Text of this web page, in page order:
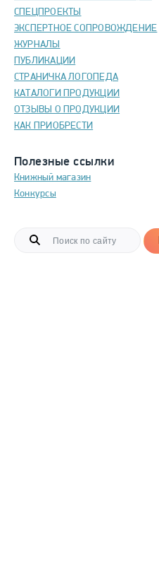
СПЕЦПРОЕКТЫ
ЭКСПЕРТНОЕ СОПРОВОЖДЕНИЕ
ЖУРНАЛЫ
ПУБЛИКАЦИИ
СТРАНИЧКА ЛОГОПЕДА
КАТАЛОГИ ПРОДУКЦИИ
ОТЗЫВЫ О ПРОДУКЦИИ
КАК ПРИОБРЕСТИ
Полезные ссылки
Книжный магазин
Конкурсы